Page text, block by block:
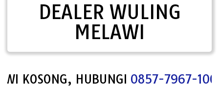
DEALER WULING
MELAWI
KOSONG, HUBUNGI0857-7967-1000